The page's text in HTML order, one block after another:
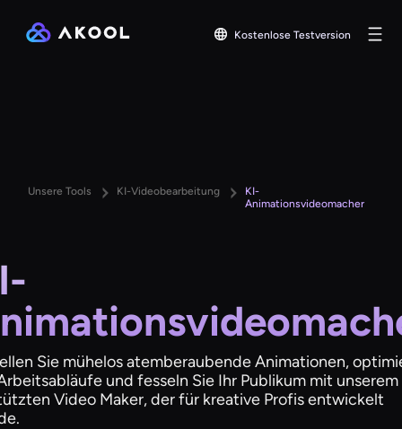
Kostenlose Testversion
Unsere Tools KI-Videobearbeitung
KI-
Animationsvideomacher
Sie mühelos atemberaubende Animationen,
und fesseln Sie Ihr Publikum mit unserem
Video Maker, der für kreative Profis entwickelt